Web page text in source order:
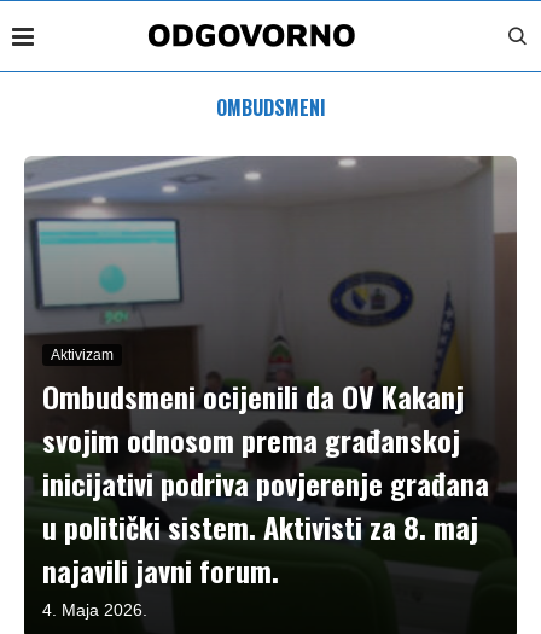
OMBUDSMENI
Aktivizam
Ombudsmeni ocijenili da OV Kakanj
svojim odnosom prema građanskoj
inicijativi podriva povjerenje građana
u politički sistem. Aktivisti za 8. maj
najavili javni forum.
4. Maja 2026.